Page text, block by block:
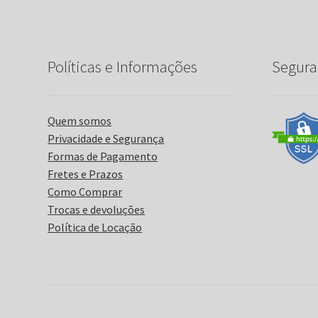
Políticas e Informações
Quem somos
Privacidade e Segurança
Formas de Pagamento
Fretes e Prazos
Como Comprar
Trocas e devoluções
Política de Locação